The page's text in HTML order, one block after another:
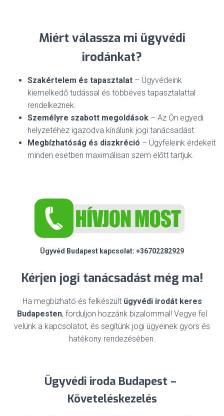
Miért válassza mi ügyvédi
irodánkat?
Szakértelem és tapasztalat – Ügyvédeink
kiemelkedő tudással és többéves tapasztalattal
rendelkeznek.
Személyre szabott megoldások – Az Ön egyedi
helyzetéhez igazodva kínálunk jogi tanácsadást.
Megbízhatóság és diszkréció – Ügyfeleink érdekeit
minden esetben maximálisan szem előtt tartjuk.
Ügyvéd Budapest kapcsolat: +36702282929
Kérjen jogi tanácsadást még ma!
Ha megbízható és felkészült ügyvédi irodát keres
Budapesten, forduljon hozzánk bizalommal! Vegye fel
velünk a kapcsolatot, és segítünk jogi ügyeinek gyors és
hatékony rendezésében.
Ügyvédi iroda Budapest –
Követeléskezelés